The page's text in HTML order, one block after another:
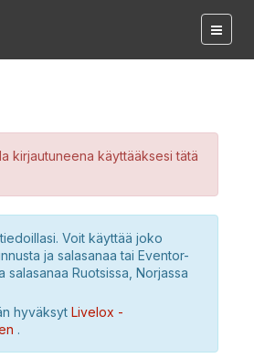
kirjautuneena käyttääksesi tätä
Voit käyttää joko
ja salasanaa tai Eventor-
salasanaa Ruotsissa, Norjassa
hyväksyt Livelox -
.